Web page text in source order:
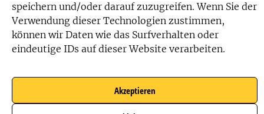
speichern und/oder darauf zuzugreifen. Wenn Sie der
Verwendung dieser Technologien zustimmen,
können wir Daten wie das Surfverhalten oder
eindeutige IDs auf dieser Website verarbeiten.
Akzeptieren
Das Friedensbüro wird gefördert von:
Das Friedensbüro wird unterstützt von: